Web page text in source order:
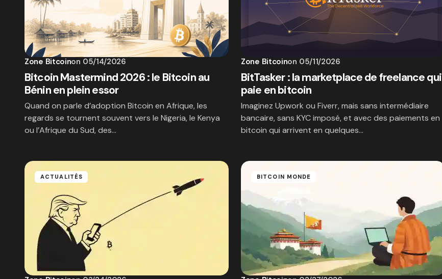
Zone Bitcoinon 05/14/2026
Bitcoin Mastermind 2026 : le Bitcoin au
Bénin en plein essor
Quand on parle d’adoption Bitcoin en Afrique, les
regards se tournent souvent vers le Nigeria, le Kenya
ou l’Afrique du Sud, des…
Zone Bitcoinon 05/11/2026
BitTasker : la marketplace de freelance qui
paie en bitcoin
Imaginez Upwork ou Fiverr, mais sans intermédiaire
bancaire, sans KYC imposé, et avec des paiements en
bitcoin qui arrivent en quelques…
ACTUALITÉS BITCOIN MONDE